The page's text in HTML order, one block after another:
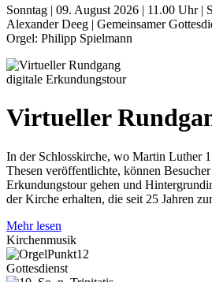
Sonntag | 09. August 2026 | 11.00 Uhr |
Alexander Deeg | Gemeinsamer
Orgel: Philipp Spielmann
digitale Erkundungstour
Virtueller
In der Schlosskirche, wo Martin Luther
Thesen veröffentlichte, können
Erkundungstour gehen und
der Kirche erhalten, die seit 25 Jahren
Mehr lesen
Kirchenmusik
Gottesdienst